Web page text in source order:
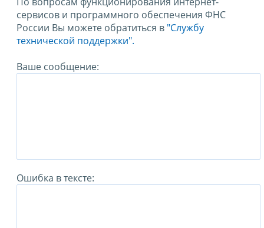
сервисов и программного обеспечения ФНС
России Вы можете обратиться в "Службу
технической поддержки".
Ваше сообщение:
Ошибка в тексте: